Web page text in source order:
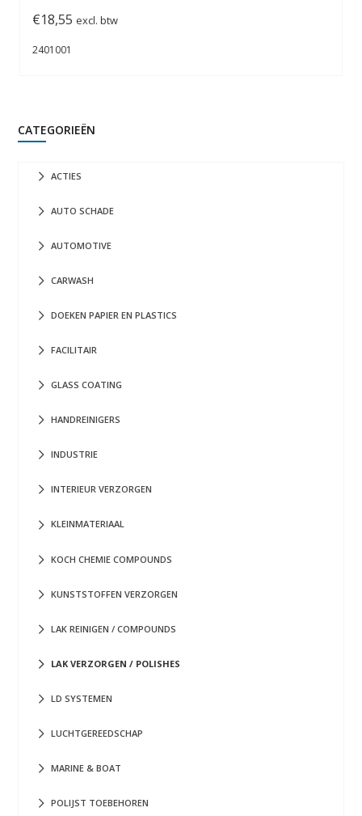
CATEGORIEËN
ACTIES
AUTO SCHADE
AUTOMOTIVE
CARWASH
DOEKEN PAPIER EN PLASTICS
FACILITAIR
GLASS COATING
HANDREINIGERS
INDUSTRIE
INTERIEUR VERZORGEN
KLEINMATERIAAL
KOCH CHEMIE COMPOUNDS
KUNSTSTOFFEN VERZORGEN
LAK REINIGEN / COMPOUNDS
LAK VERZORGEN / POLISHES
LD SYSTEMEN
LUCHTGEREEDSCHAP
MARINE & BOAT
POLIJST TOEBEHOREN
€18,55 excl. btw
2401001